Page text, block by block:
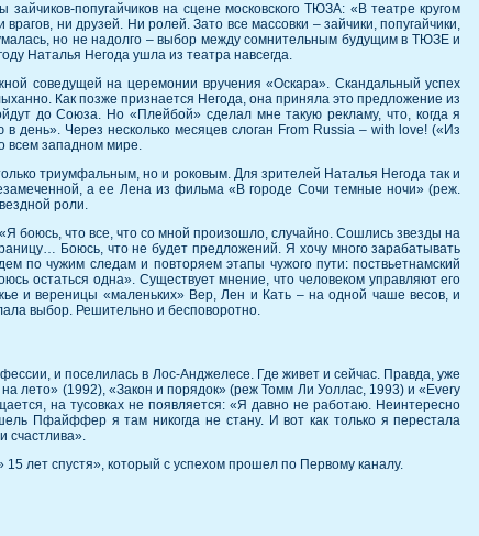
попугайчиков на сцене московского ТЮЗА: «В театре кругом
ни друзей. Ни ролей. Зато все массовки – зайчики, попугайчики,
но не надолго – выбор между сомнительным будущим в ТЮЗЕ и
Наталья Негода ушла из театра навсегда.
соведущей на церемонии вручения «Оскара». Скандальный успех
Как позже признается Негода, она приняла это предложение из
до Союза. Но «Плейбой» сделал мне такую рекламу, что, когда я
Через несколько месяцев слоган From Russia – with love! («Из
всем западном мире.
триумфальным, но и роковым. Для зрителей Наталья Негода так и
а ее Лена из фильма «В городе Сочи темные ночи» (реж.
роли.
боюсь, что все, что со мной произошло, случайно. Сошлись звезды на
Боюсь, что не будет предложений. Я хочу много зарабатывать
по чужим следам и повторяем этапы чужого пути: поствьетнамский
остаться одна». Существует мнение, что человеком управляют его
и вереницы «маленьких» Вер, Лен и Кать – на одной чаше весов, и
выбор. Решительно и бесповоротно.
и поселилась в Лос-Анджелесе. Где живет и сейчас. Правда, уже
лето» (1992), «Закон и порядок» (реж Томм Ли Уоллас, 1993) и «Every
на тусовках не появляется: «Я давно не работаю. Неинтересно
Пфайффер я там никогда не стану. И вот как только я перестала
счастлива».
лет спустя», который с успехом прошел по Первому каналу.